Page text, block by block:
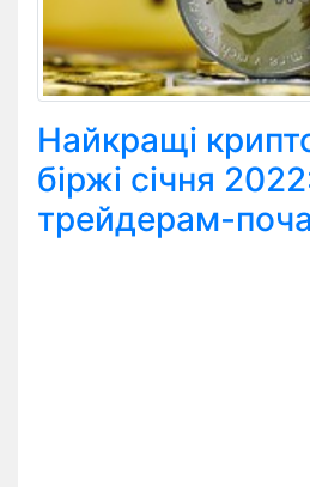
Найкращі
біржі січня
трейдерам-